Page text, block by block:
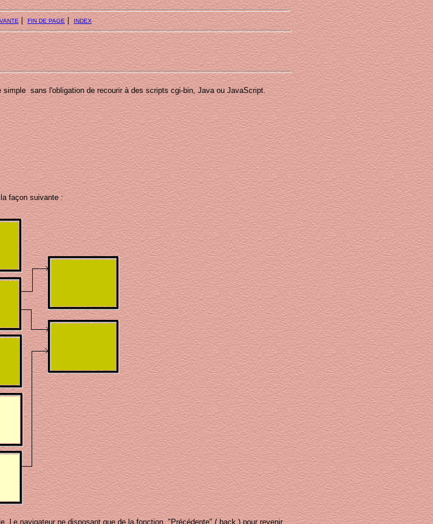
|FIN DE PAGE|INDEX
sans l'obligation de recourir à des scripts cgi-bin, Java ou JavaScript.
façon suivante :
Le navigateur ne disposant que de la fonction "Précédente" ( back ) pour revenir